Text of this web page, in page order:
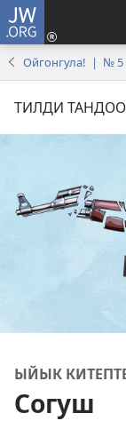
JW.ORG
Ойгонгула! | № 5
ТИЛДИ ТАНДОО
ЫЙЫК
Согуш